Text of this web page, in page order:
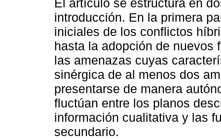
introducción. En la primera
iniciales de los conflictos
hasta la adopción de nuevos
las amenazas cuyas
sinérgica de al menos dos
presentarse de manera
fluctúan entre los planos
información cualitativa y las
secundario.